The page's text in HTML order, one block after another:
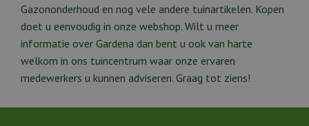
Gazononderhoud en nog vele andere tuinartikelen. Kopen
doet u eenvoudig in onze webshop. Wilt u meer
informatie over Gardena dan bent u ook van harte
welkom in ons tuincentrum waar onze ervaren
medewerkers u kunnen adviseren. Graag tot ziens!